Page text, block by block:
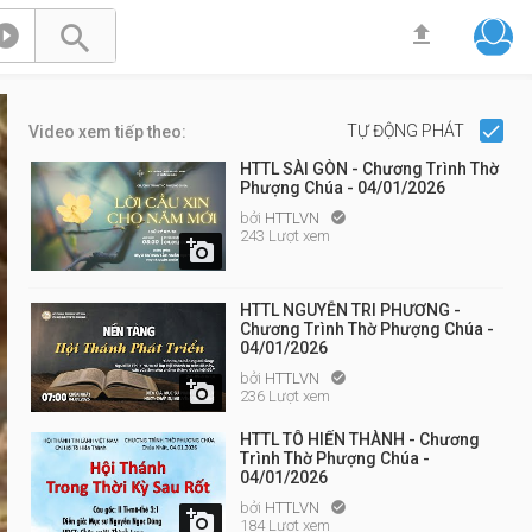
 
Video xem tiếp theo: TỰ ĐỘNG PHÁT

HTTL SÀI GÒN - Chương Trình Thờ
Phượng Chúa - 04/01/2026
bởi HTTLVN 
243 Lượt xem

HTTL NGUYỄN TRI PHƯƠNG -
Chương Trình Thờ Phượng Chúa -
04/01/2026
bởi HTTLVN 
236 Lượt xem

HTTL TÔ HIẾN THÀNH - Chương
Trình Thờ Phượng Chúa -
04/01/2026
bởi HTTLVN 
184 Lượt xem